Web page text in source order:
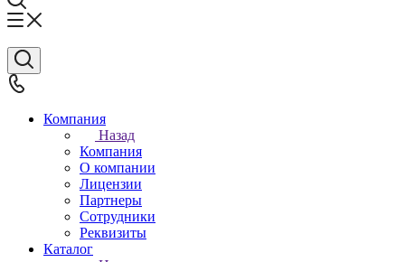
Компания
Назад
Компания
О компании
Лицензии
Партнеры
Сотрудники
Реквизиты
Каталог